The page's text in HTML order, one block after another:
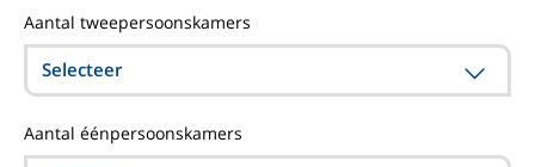
Aantal tweepersoonskamers
Selecteer
Aantal éénpersoonskamers